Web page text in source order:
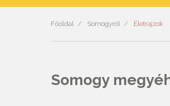
Főoldal Somogyról Életrajzok
Somogy